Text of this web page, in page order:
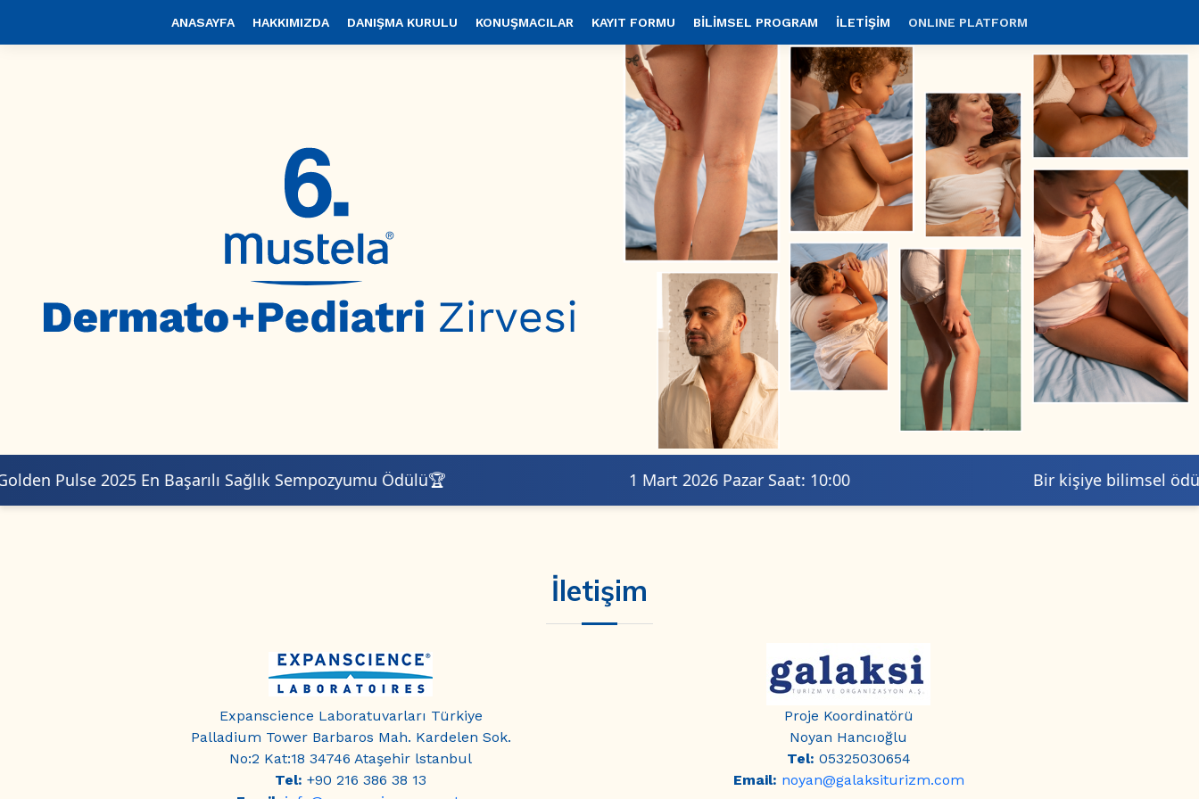
ANASAYFA HAKKIMIZDA DANIŞMA KURULU KONUŞMACILAR KAYIT FORMU BİLİMSEL PROGRAM İLETİŞİM ONLINE PLATFORM
En Başarılı Sağlık Sempozyumu Ödülü🏆 1 Mart 2026 Pazar Saat: 10:00 Bir kişiye bilimsel ödül 🏆
İletişim
Expanscience Laboratuvarları Türkiye
Palladium Tower Barbaros Mah. Kardelen Sok.
No:2 Kat:18 34746 Ataşehir lstanbul
Tel: +90 216 386 38 13
Proje Koordinatörü
Noyan Hancıoğlu
Tel: 05325030654
Email: noyan@galaksiturizm.com